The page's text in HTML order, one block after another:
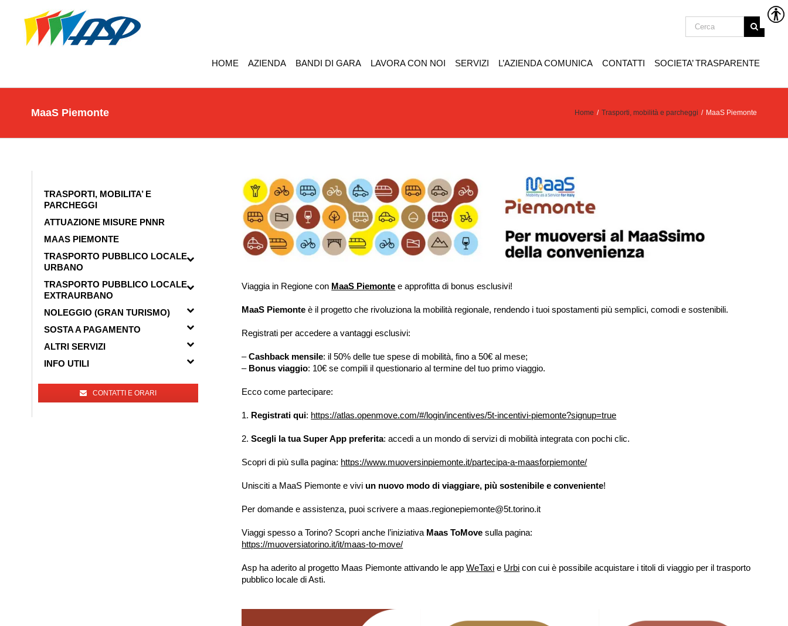
HOME AZIENDA BANDI DI GARA LAVORA CON NOI SERVIZI L’AZIENDA COMUNICA CONTATTI SOCIETA’ TRASPARENTE
MaaS Piemonte Home / Trasporti, mobilità e parcheggi / MaaS Piemonte
Viaggia in Regione con MaaS Piemonte e approfitta di bonus esclusivi!
MaaS Piemonte è il progetto che rivoluziona la mobilità regionale, rendendo i tuoi spostamenti più semplici, comodi e sostenibili.
Registrati per accedere a vantaggi esclusivi:
–Cashback mensile: il 50% delle tue spese di mobilità, fino a 50€ al mese;
– Bonus viaggio: 10€ se compili il questionario al termine del tuo primo viaggio.
Ecco come partecipare:
1. Registrati qui: https://atlas.openmove.com/#/login/incentives/5t-incentivi-piemonte?signup=true
2.Scegli la tua Super App preferita: accedi a un mondo di servizi di mobilità integrata con pochi clic.
Scopri di più sulla pagina: https://www.muoversinpiemonte.it/partecipa-a-maasforpiemonte/
Unisciti a MaaS Piemonte e vivi un nuovo modo di viaggiare, più sostenibile e conveniente!
Per domande e assistenza, puoi scrivere a maas.regionepiemonte@5t.torino.it
Viaggi spesso a Torino? Scopri anche l’iniziativa Maas ToMove sulla pagina:
https://muoversiatorino.it/it/maas-to-move/
Asp ha aderito al progetto Maas Piemonte attivando le appWeTaxi e Urbi con cui è possibile acquistare i titoli di viaggio per il trasporto
pubblico locale di Asti.
TRASPORTI, MOBILITA’ E
PARCHEGGI
ATTUAZIONE MISURE PNNR
MAAS PIEMONTE
TRASPORTO PUBBLICO LOCALE
URBANO
TRASPORTO PUBBLICO LOCALE
EXTRAURBANO
NOLEGGIO (GRAN TURISMO)
SOSTA A PAGAMENTO
ALTRI SERVIZI
INFO UTILI
CONTATTI E ORARI